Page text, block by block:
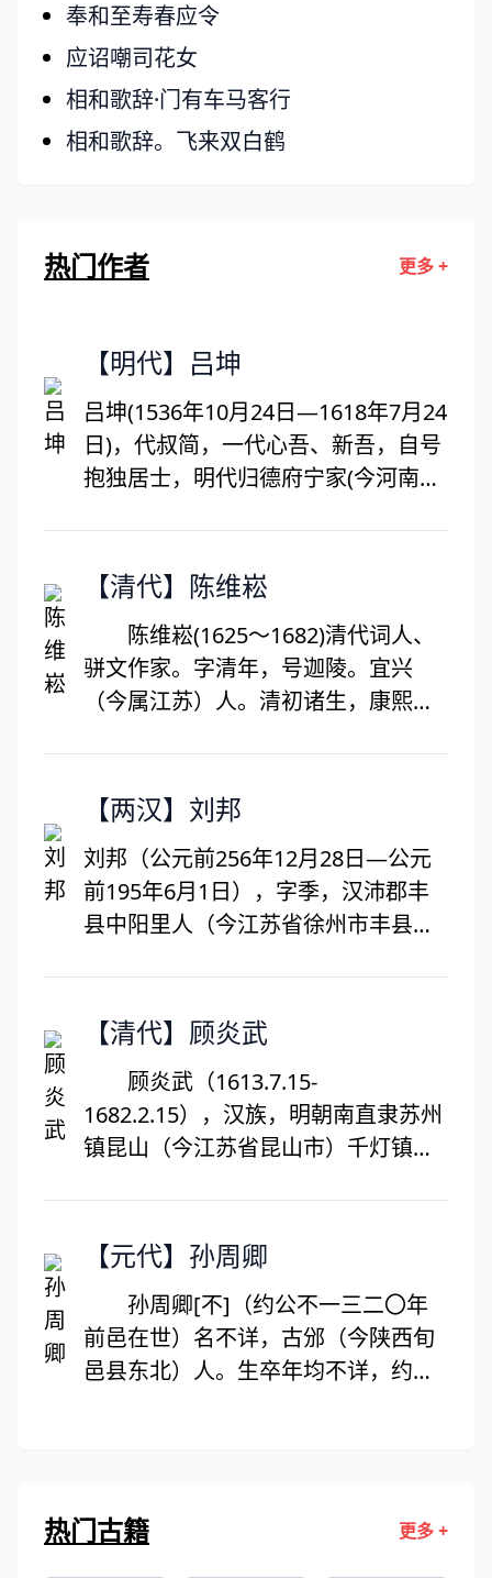
奉和至寿春应令
应诏嘲司花女
相和歌辞·门有车马客行
相和歌辞。飞来双白鹤
热门作者 更多 +
【明代】吕坤
吕坤(1536年10月24日—1618年7月24
日)，代叔简，一代心吾、新吾，自号
抱独居士，明代归德府宁家(今河南商
沈鲤、郭正域被誉为明万历年间天下
《夜气铭》、《招良心诗》等，除
《呻吟语》、《实政录》外，还有
《去伪斋集》等十余种，内容涉及政
想对后世有很大影响，其代表作《吕
坤全集》是文化典籍整理中的原创性
之作。现在宁家有吕坤篆盖于慎行的
墓志铭。
【清代】陈维崧
陈维崧(1625～1682)清代词人、
骈文作家。字清年，号迦陵。宜兴
（今属江苏）人。清初诸生，康熙十
后卒于任所。
【两汉】刘邦
刘邦（公元前256年12月28日—公元
前195年6月1日），字季，汉沛郡丰
县中阳里人（今江苏省徐州市丰县）
民族和汉文化的伟大开拓者之一，对
献。 公元前195年，讨伐英布叛乱
时，伤重不起。制定“白马之盟”后，
驾崩于长安，谥号高皇帝，庙号太
【清代】顾炎武
顾炎武（1613.7.15-
1682.2.15），汉族，明朝南直隶苏州
镇昆山（今江苏省昆山市）千灯镇
佣；南都败后，因为仰慕文天祥学生
有亭林湖，学者尊为亭林先生。明末
清初的杰出的思想家、经学家、史地
学家和音韵学家，与黄宗羲、王夫之
《韵补正》、《古音表》、《诗本
音》、《唐韵正》、《音论》、《金
【元代】孙周卿
孙周卿[不]（约公不一三二〇年
前邑在世）名不详，古邠（今陕西旬
邑县东北）人。生卒年均不详，约不
傅若金，早卒。
热门古籍 更多 +